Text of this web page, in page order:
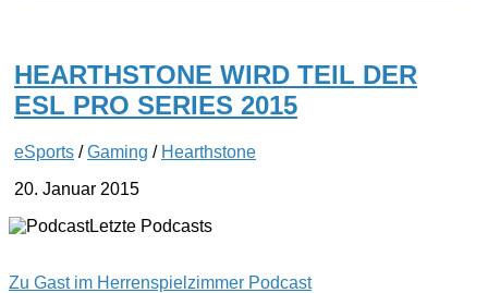
HEARTHSTONE WIRD TEIL DER
ESL PRO SERIES 2015
eSports /Gaming / Hearthstone
20. Januar 2015
Letzte Podcasts
Zu Gast im Herrenspielzimmer Podcast